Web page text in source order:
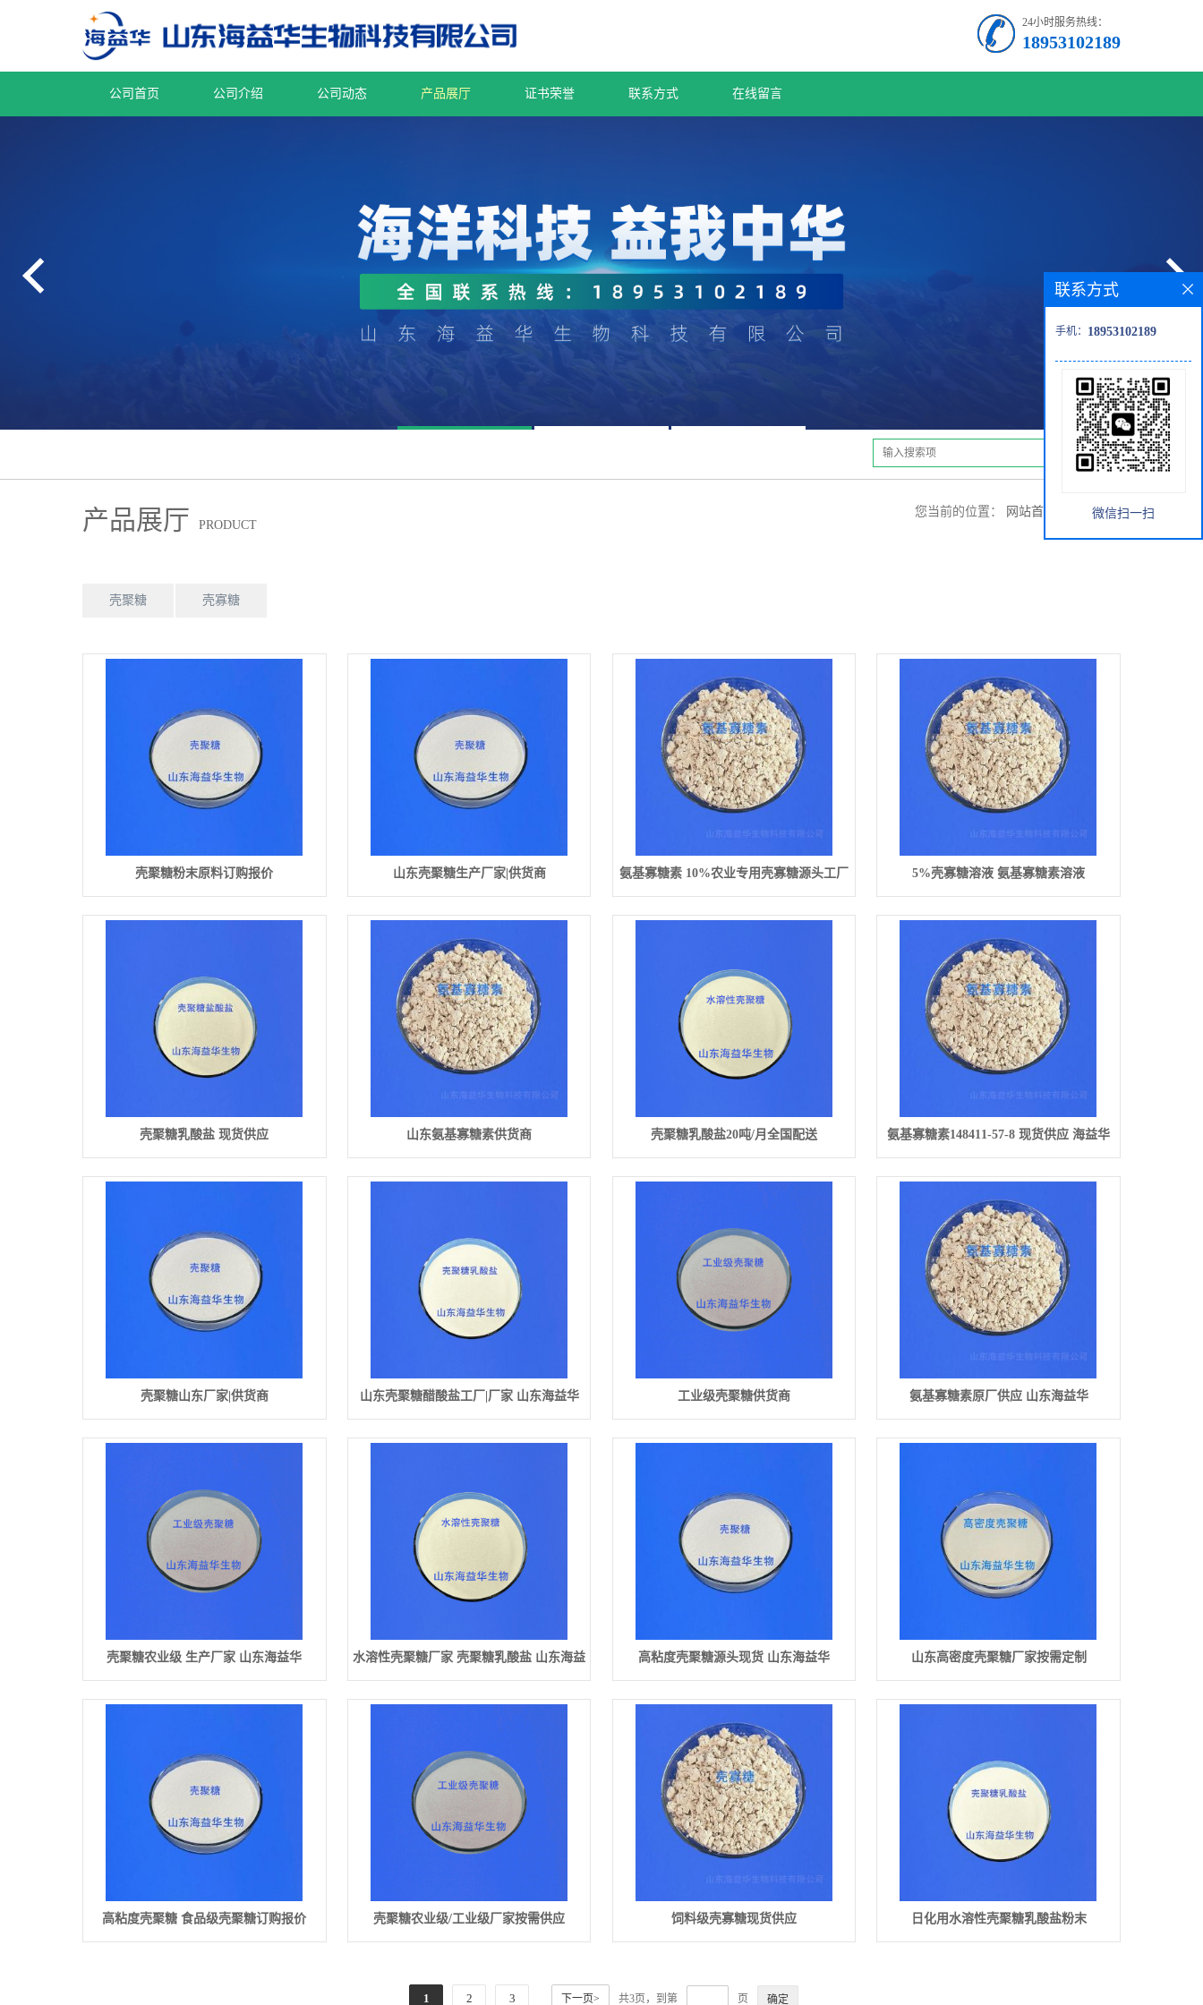
24小时服务热线：
18953102189
公司首页 公司介绍 公司动态 产品展厅 证书荣誉 联系方式 在线留言
产品展厅 PRODUCT
您当前的位置： 网站首页 产品展厅
壳聚糖 壳寡糖
壳聚糖粉末原料订购报价 山东壳聚糖生产厂家|供货商 氨基寡糖素 10%农业专用壳寡糖源头工厂 5%壳寡糖溶液 氨基寡糖素溶液
壳聚糖乳酸盐 现货供应 山东氨基寡糖素供货商 壳聚糖乳酸盐20吨/月全国配送 氨基寡糖素148411-57-8 现货供应 海益华
壳聚糖山东厂家|供货商 山东壳聚糖醋酸盐工厂|厂家 山东海益华 工业级壳聚糖供货商 氨基寡糖素原厂供应 山东海益华
壳聚糖农业级 生产厂家 山东海益华 水溶性壳聚糖厂家 壳聚糖乳酸盐 山东海益 高粘度壳聚糖源头现货 山东海益华 山东高密度壳聚糖厂家按需定制
高粘度壳聚糖 食品级壳聚糖订购报价 壳聚糖农业级/工业级厂家按需供应 饲料级壳寡糖现货供应 日化用水溶性壳聚糖乳酸盐粉末
1 2 3 下一页> 共3页，到第 页
联系方式
手机： 18953102189
微信扫一扫